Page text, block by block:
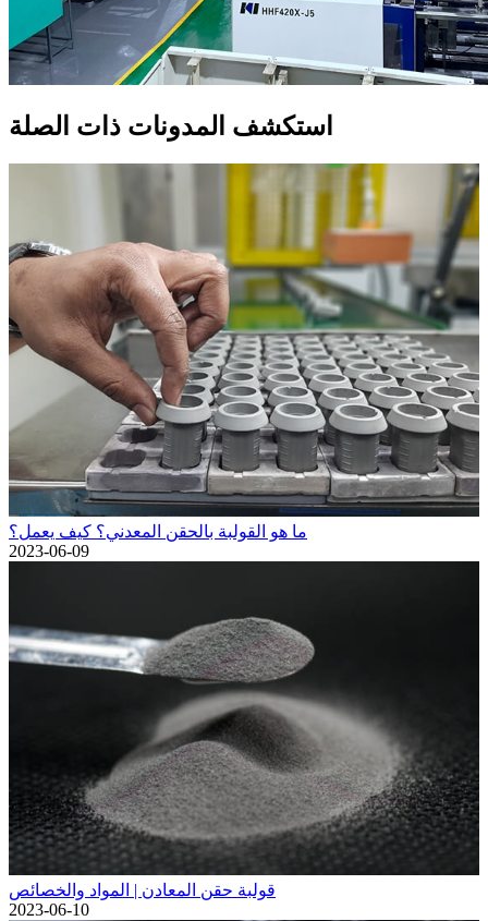
استكشف المدونات ذات الصلة
ما هو القولبة بالحقن المعدني؟ كيف يعمل؟
2023-06-09
قولبة حقن المعادن | المواد والخصائص
2023-06-10